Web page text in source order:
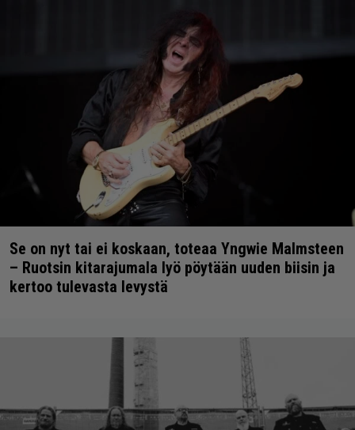
Se on nyt tai ei koskaan, toteaa Yngwie Malmsteen
– Ruotsin kitarajumala lyö pöytään uuden biisin ja
kertoo tulevasta levystä